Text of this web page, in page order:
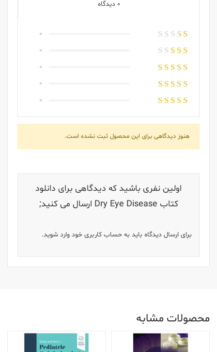
0 دیدگاه
0
0
0
0
0
هنوز دیدگاهی برای این محصول ثبت نشده است.
اولین نفری باشید که دیدگاهی برای دانلود
کتاب Dry Eye Disease ارسال می کنید;
برای ارسال دیدگاه باید به حساب کاربری خود وارد شوید.
محصولات مشابه